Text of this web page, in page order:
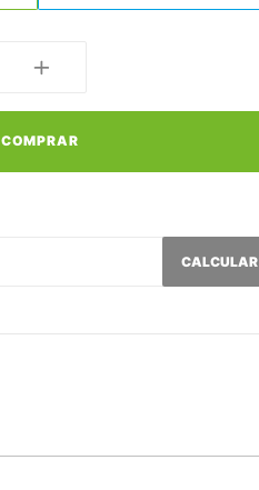
COMPRAR
CALCULAR